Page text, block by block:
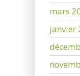
mars
janvier